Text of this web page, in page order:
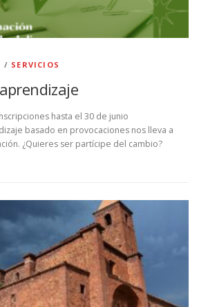
/ SERVICIOS
hasta el 30 de junio
basado en provocaciones nos lleva a
¿Quieres ser partícipe del cambio?